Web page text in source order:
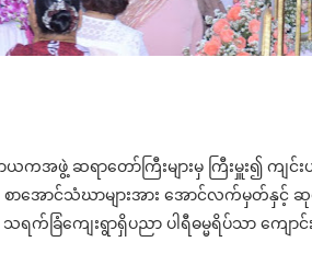
အဖွဲ့ ဆရာတော်ကြီးများမှ ကြီးမှူး၍ ကျင်း
ာအောင်သံဃာများအား အောင်လက်မှတ်နှင့်
က်ခြံကျေးရွာရှိပညာ ပါရီဓမ္မရိပ်သာ ကျေ